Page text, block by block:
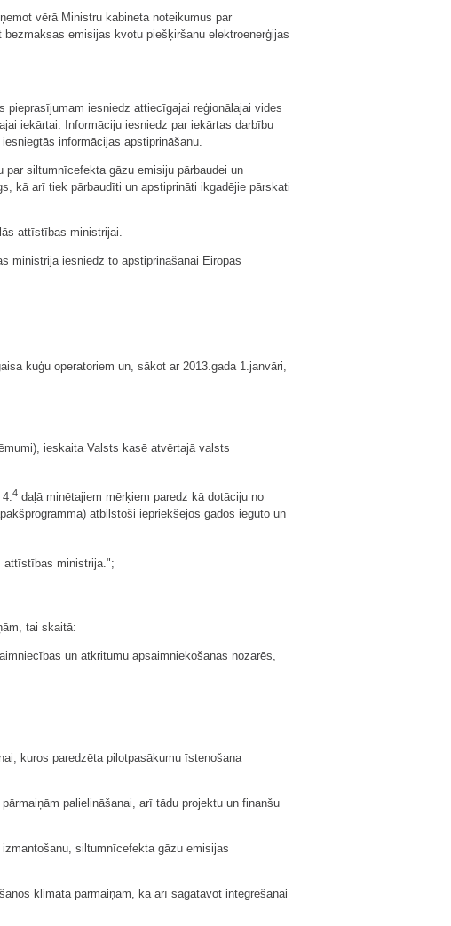
vērā Ministru kabineta noteikumus par
emisijas kvotu piešķiršanu elektroenerģijas
iesniedz attiecīgajai reģionālajai vides
iekārtai. Informāciju iesniedz par iekārtas darbību
informācijas apstiprināšanu.
siltumnīcefekta gāzu emisiju pārbaudei un
kā arī tiek pārbaudīti un apstiprināti ikgadējie pārskati
attīstības ministrijai.
ministrija iesniedz to apstiprināšanai Eiropas
kuģu operatoriem un, sākot ar 2013.gada 1.janvāri,
ieskaita Valsts kasē atvērtajā valsts
4 daļā minētajiem mērķiem paredz kā dotāciju no
atbilstoši iepriekšējos gados iegūto un
attīstības ministrija.";
tai skaitā:
un atkritumu apsaimniekošanas nozarēs,
kuros paredzēta pilotpasākumu īstenošana
palielināšanai, arī tādu projektu un finanšu
siltumnīcefekta gāzu emisijas
klimata pārmaiņām, kā arī sagatavot integrēšanai